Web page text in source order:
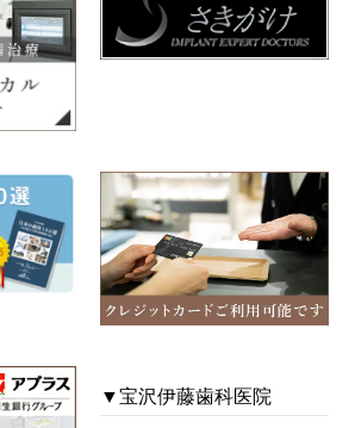
▼宝沢伊藤歯科医院